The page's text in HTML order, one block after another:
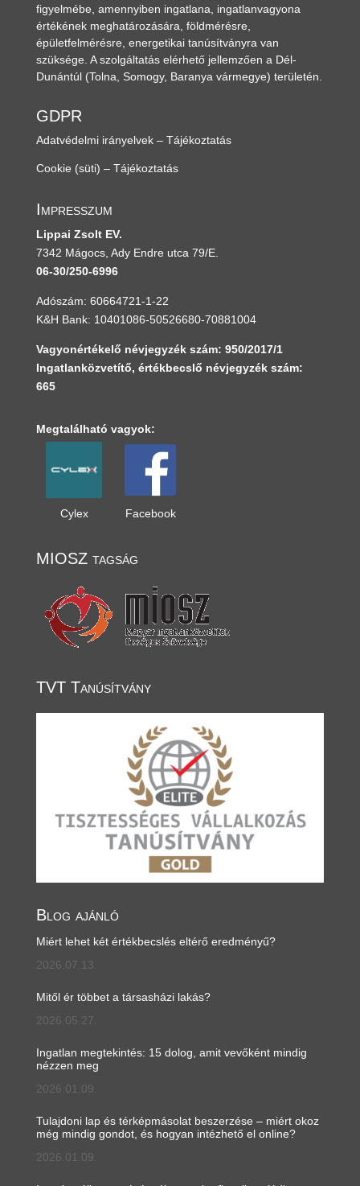
figyelmébe, amennyiben ingatlana, ingatlanvagyona
értékének meghatározására, földmérésre,
épületfelmérésre, energetikai tanúsítványra van
szüksége. A szolgáltatás elérhető jellemzően a Dél-
Dunántúl (Tolna, Somogy, Baranya vármegye) területén.
GDPR
Adatvédelmi irányelvek – Tájékoztatás
Cookie (süti) – Tájékoztatás
Impresszum
Lippai Zsolt EV.
7342 Mágocs, Ady Endre utca 79/E.
06-30/250-6996
Adószám: 60664721-1-22
K&H Bank: 10401086-50526680-70881004
Vagyonértékelő névjegyzék szám: 950/2017/1
Ingatlanközvetítő, értékbecslő névjegyzék szám:
665
Megtalálható vagyok:
Cylex Facebook
MIOSZ tagság
TVT Tanúsítvány
Blog ajánló
Miért lehet két értékbecslés eltérő eredményű?
2026.07.13.
Mitől ér többet a társasházi lakás?
2026.05.27.
Ingatlan megtekintés: 15 dolog, amit vevőként mindig
nézzen meg
2026.01.09.
Tulajdoni lap és térképmásolat beszerzése – miért okoz
még mindig gondot, és hogyan intézhető el online?
2026.01.09.